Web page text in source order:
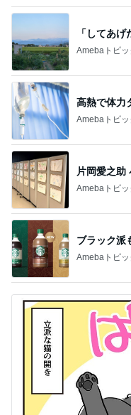
「してあ
Amebaトピッ
高熱で体力
Amebaトピッ
片岡愛之助
Amebaトピッ
ブラック派
Amebaトピッ